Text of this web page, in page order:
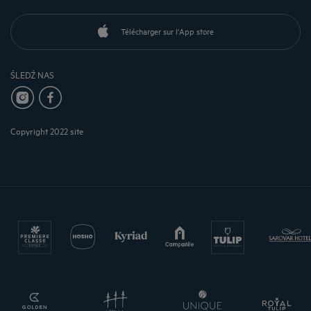
Télécharger sur l'App store
ŚLEDŹ NAS
Copyright 2022 site